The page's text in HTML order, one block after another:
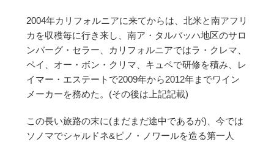
2004年カリフォルニアに来てからは、北米と南アフリ
カを収穫毎に行き来し、南ア・タルバッハ地区のサロ
ンバーグ・セラー、カリフォルニアではラ・クレマ、
ペイ、オー・ボン・クリマ、キュペで研修を積み、レ
イマー・エステートで2009年から2012年までワイン
メーカーを務めた。(その後は上記記載)
この長い旅路の末に(まだまだ途中であるが)、今では
ソノマでシャルドネ&ピノ・ノワールを造る第一人